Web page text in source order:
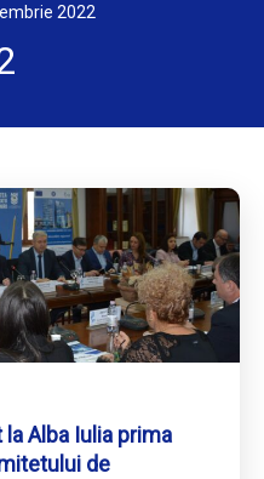
2022
Alba Iulia prima
de